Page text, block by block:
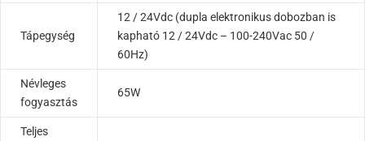
Tápegység
12 / 24Vdc (dupla elektronikus dobozban is
kapható 12 / 24Vdc – 100-240Vac 50 /
60Hz)
Névleges
fogyasztás
65W
Teljes